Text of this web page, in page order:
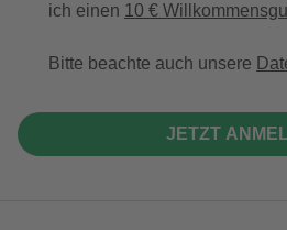
ich einen 10 €
Bitte beachte auch unsere
JETZT